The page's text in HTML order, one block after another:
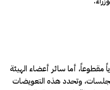
أما سائر أعضاء الهيئة
وتحدد هذه التعويضات